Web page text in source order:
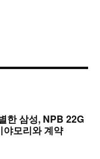
한 삼성, NPB 22G
야모리와 계약